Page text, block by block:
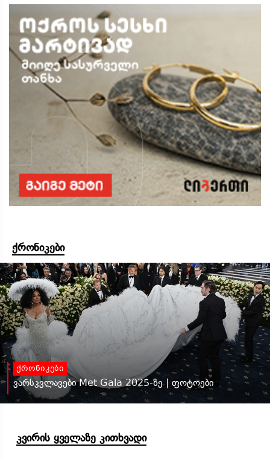
ქრონიკები
ქრონიკები
ვარსკვლავები Met Gala 2025-ზე | ფოტოები
კვირის ყველაზე კითხვადი